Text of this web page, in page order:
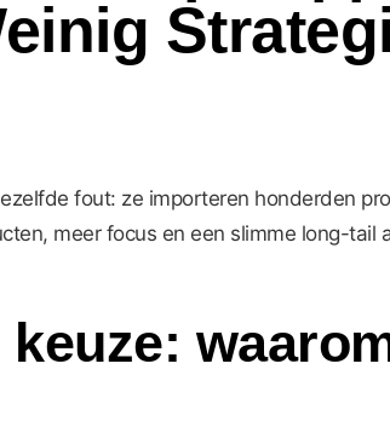
fout: ze importeren honderden
meer focus en een slimme long-